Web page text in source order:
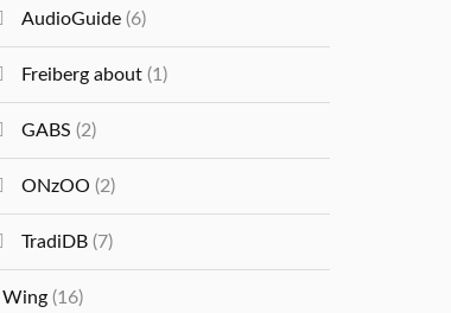
AudioGuide (6)
Freiberg about (1)
GABS (2)
ONzOO (2)
TradiDB (7)
Wing (16)